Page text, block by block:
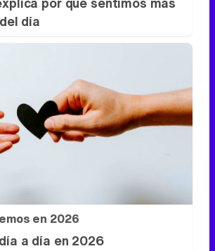
día
en 2026
a día en 2026